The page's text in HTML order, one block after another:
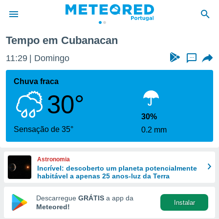
da
foi
fornecidas
a este
das
e
forma
digital
Tempo em Cubanacan
11:29 Domingo ...
Chuva fraca
30°
Sensação de 35°
30%
0.2 mm
Astronomia
Incrível: descoberto um planeta potencialmente
habitável a apenas 25 anos-luz da Terra
Descarregue GRÁTIS a app da
Meteored!
Instalar